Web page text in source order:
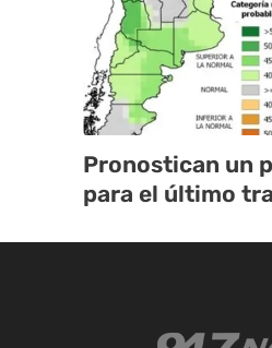
Pronostican un
para el último